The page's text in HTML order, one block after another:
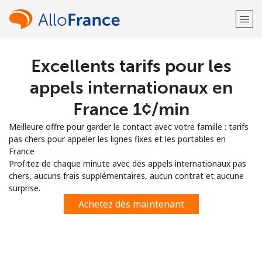
Bienvenue!
Vous avez déjà un compte?
S'enregistrer avec
ou
Excellents tarifs pour les
appels internationaux en
France ⁦1¢⁩/min
Meilleure offre pour garder le contact avec votre famille : tarifs
pas chers pour appeler les lignes fixes et les portables en
France
Profitez de chaque minute avec des appels internationaux pas
chers, aucuns frais supplémentaires, aucun contrat et aucune
surprise.
Achetez dès maintenant